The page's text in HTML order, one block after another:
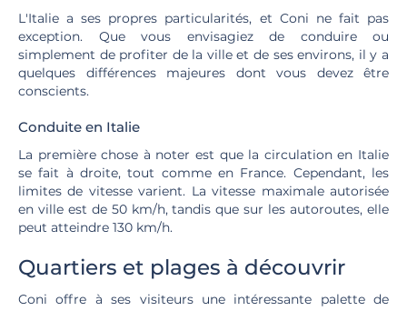
L'Italie a ses propres particularités, et Coni ne fait pas
exception. Que vous envisagiez de conduire ou
simplement de profiter de la ville et de ses environs, il y a
quelques différences majeures dont vous devez être
conscients.
Conduite en Italie
La première chose à noter est que la circulation en Italie
se fait à droite, tout comme en France. Cependant, les
limites de vitesse varient. La vitesse maximale autorisée
en ville est de 50 km/h, tandis que sur les autoroutes, elle
peut atteindre 130 km/h.
Quartiers et plages à découvrir
Coni offre à ses visiteurs une intéressante palette de